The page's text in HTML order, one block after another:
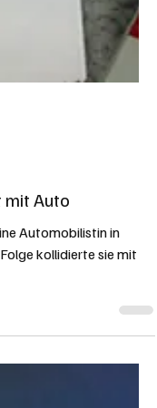
baut betrunken
in Hallwil mit
kam sie von